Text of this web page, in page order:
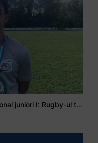
Mohamed Salhi, vicecampion național juniori I: Rugby-ul te învață să accepți și înfrângerile